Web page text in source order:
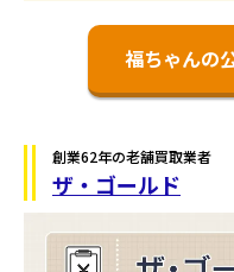
福ちゃんの
創業62年の老舗買取業者
ザ・ゴールド